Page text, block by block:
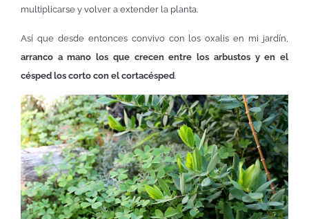
multiplicarse y volver a extender la planta.
Así que desde entonces convivo con los oxalis en mi jardín,
arranco a mano los que crecen entre los arbustos y en el
césped los corto con el cortacésped.